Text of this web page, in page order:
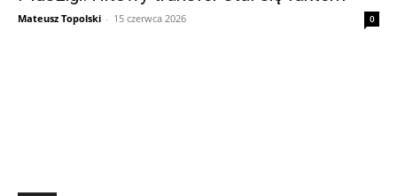
Mateusz Topolski - 15 czerwca 2026 0